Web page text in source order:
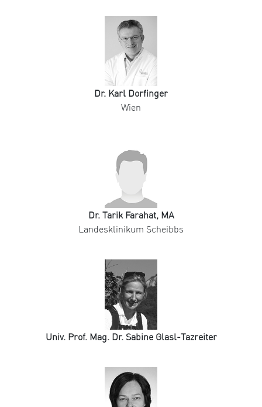
Dr. Karl Dorfinger
Wien
Dr. Tarik Farahat, MA
Landesklinikum Scheibbs
Univ. Prof. Mag. Dr. Sabine Glasl-Tazreiter